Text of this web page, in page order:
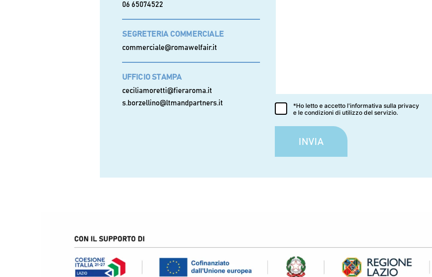
06 65074522
SEGRETERIA COMMERCIALE
commerciale@romawelfair.it
UFFICIO STAMPA
ceciliamoretti@fieraroma.it
s.borzellino@ltmandpartners.it
*Ho letto e accetto l'informativa sulla privacy
e le condizioni di utilizzo del servizio.